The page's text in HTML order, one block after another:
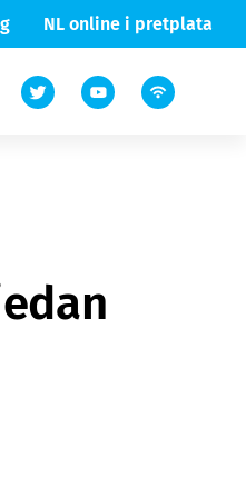
NL online i pretplata